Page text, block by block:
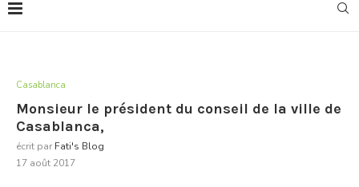
Casablanca
Monsieur le président du conseil de la ville de
Casablanca,
écrit par Fati's Blog
17 août 2017